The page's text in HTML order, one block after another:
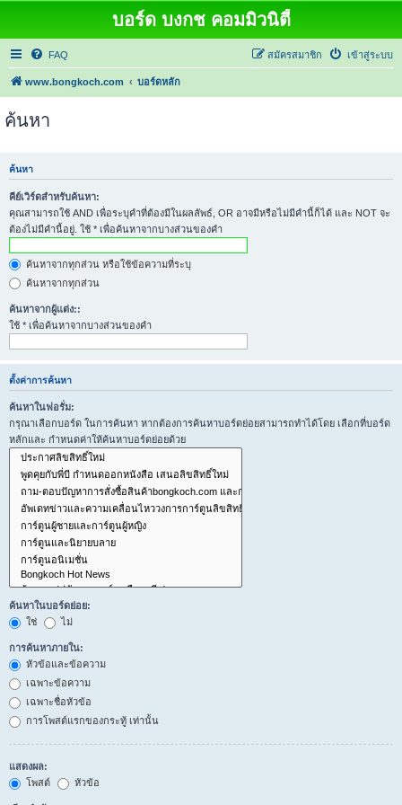
บอร์ด บงกช คอมมิวนิตี้
FAQ เข้าสู่ระบบ
สมัครสมาชิก
www.bongkoch.com บอร์ดหลัก
ค้นหา
ค้นหา
คีย์เวิร์ดสำหรับค้นหา:
คุณสามารถใช้ AND เพื่อระบุคำที่ต้องมีในผลลัพธ์, OR อาจมีหรือไม่มีคำนี้ก็ได้ และ NOT จะ
ต้องไม่มีคำนี้อยู่. ใช้ * เพื่อค้นหาจากบางส่วนของคำ
ค้นหาจากทุกส่วน หรือใช้ข้อความที่ระบุ
ค้นหาจากทุกส่วน
ค้นหาจากผู้แต่ง::
ใช้ * เพื่อค้นหาจากบางส่วนของคำ
ตั้งค่าการค้นหา
ค้นหาในฟอรั่ม:
กรุณาเลือกบอร์ด ในการค้นหา หากต้องการค้นหาบอร์ดย่อยสามารถทำได้โดย เลือกที่บอร์ด
หลักและ กำหนดค่าให้ค้นหาบอร์ดย่อยด้วย
ค้นหาในบอร์ดย่อย:
ใช่
ไม่
การค้นหาภายใน:
หัวข้อและข้อความ
เฉพาะข้อความ
เฉพาะชื่อหัวข้อ
การโพสต์แรกของกระทู้ เท่านั้น
แสดงผล:
โพสต์
หัวข้อ